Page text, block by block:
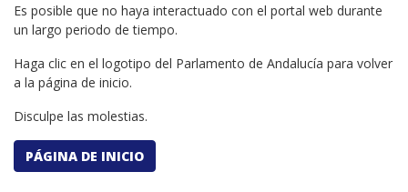
Es posible que no haya interactuado con el portal web durante
un largo periodo de tiempo.
Haga clic en el logotipo del Parlamento de Andalucía para volver
a la página de inicio.
Disculpe las molestias.
PÁGINA DE INICIO